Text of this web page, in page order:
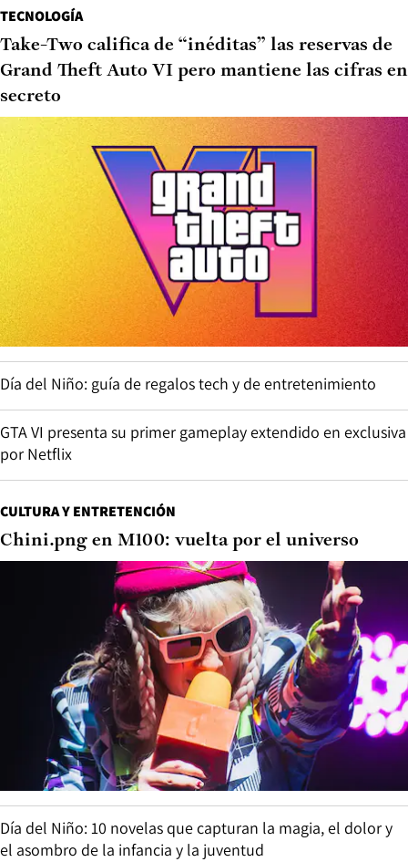
TECNOLOGÍA
Take-Two califica de “inéditas” las reservas de
Grand Theft Auto VI pero mantiene las cifras en
secreto
Día del Niño: guía de regalos tech y de entretenimiento
GTA VI presenta su primer gameplay extendido en exclusiva
por Netflix
CULTURA Y ENTRETENCIÓN
Chini.png en M100: vuelta por el universo
Día del Niño: 10 novelas que capturan la magia, el dolor y
el asombro de la infancia y la juventud